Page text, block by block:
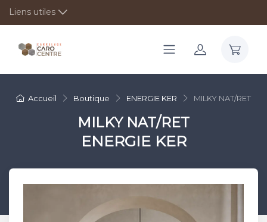
Liens utiles
Accueil Boutique ENERGIE KER MILKY NAT/RET
MILKY NAT/RET
ENERGIE KER